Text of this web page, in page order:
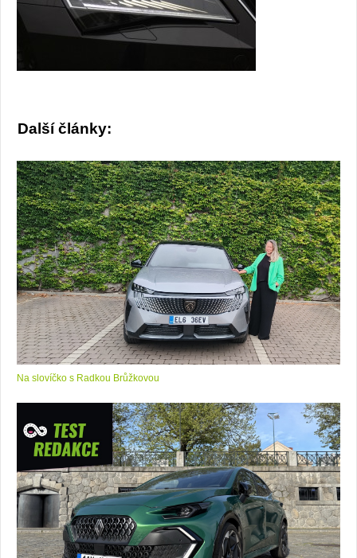
Další články:
Na slovíčko s Radkou Brůžkovou